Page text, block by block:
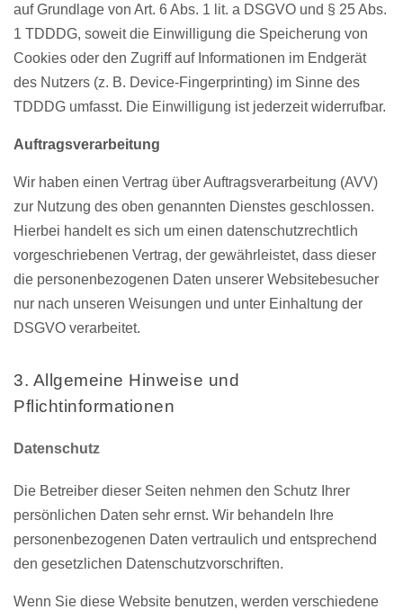
auf Grundlage von Art. 6 Abs. 1 lit. a DSGVO und § 25 Abs.
1 TDDDG, soweit die Einwilligung die Speicherung von
Cookies oder den Zugriff auf Informationen im Endgerät
des Nutzers (z. B. Device-Fingerprinting) im Sinne des
TDDDG umfasst. Die Einwilligung ist jederzeit widerrufbar.
Auftragsverarbeitung
Wir haben einen Vertrag über Auftragsverarbeitung (AVV)
zur Nutzung des oben genannten Dienstes geschlossen.
Hierbei handelt es sich um einen datenschutzrechtlich
vorgeschriebenen Vertrag, der gewährleistet, dass dieser
die personenbezogenen Daten unserer Websitebesucher
nur nach unseren Weisungen und unter Einhaltung der
DSGVO verarbeitet.
3. Allgemeine Hinweise und
Pflichtinformationen
Datenschutz
Die Betreiber dieser Seiten nehmen den Schutz Ihrer
persönlichen Daten sehr ernst. Wir behandeln Ihre
personenbezogenen Daten vertraulich und entsprechend
den gesetzlichen Datenschutzvorschriften.
Wenn Sie diese Website benutzen, werden verschiedene